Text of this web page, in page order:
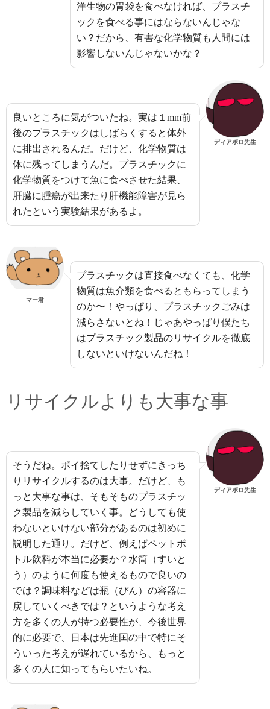
洋生物の胃袋を食べなければ、プラスチ
ックを食べる事にはならないんじゃな
い？だから、有害な化学物質も人間には
影響しないんじゃないかな？
良いところに気がついたね。実は１mm前
後のプラスチックはしばらくすると体外
に排出されるんだ。だけど、化学物質は
体に残ってしまうんだ。プラスチックに
化学物質をつけて魚に食べさせた結果、
肝臓に腫瘍が出来たり肝機能障害が見ら
れたという実験結果があるよ。
ディアボロ先生
マー君
プラスチックは直接食べなくても、化学
物質は魚介類を食べるともらってしまう
のか〜！やっぱり、プラスチックごみは
減らさないとね！じゃあやっぱり僕たち
はプラスチック製品のリサイクルを徹底
しないといけないんだね！
リサイクルよりも大事な事
そうだね。ポイ捨てしたりせずにきっち
りリサイクルするのは大事。だけど、も
っと大事な事は、そもそものプラスチッ
ク製品を減らしていく事。どうしても使
わないといけない部分があるのは初めに
説明した通り。だけど、例えばペットボ
トル飲料が本当に必要か？水筒（すいと
う）のように何度も使えるもので良いの
では？調味料などは瓶（びん）の容器に
戻していくべきでは？というような考え
方を多くの人が持つ必要性が、今後世界
的に必要で、日本は先進国の中で特にそ
ういった考えが遅れているから、もっと
多くの人に知ってもらいたいね。
ディアボロ先生